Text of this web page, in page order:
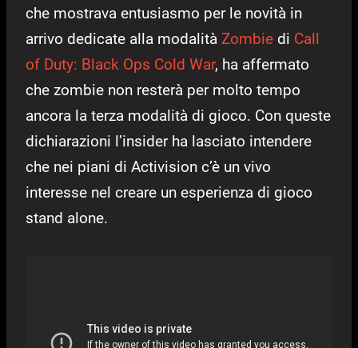
che mostrava entusiasmo per le novità in
arrivo dedicate alla modalità Zombie di Call
of Duty: Black Ops Cold War, ha affermato
che zombie non resterà per molto tempo
ancora la terza modalità di gioco. Con queste
dichiarazioni l’insider ha lasciato intendere
che nei piani di Activision c’è un vivo
interesse nel creare un esperienza di gioco
stand alone.